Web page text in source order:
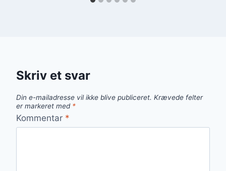
Skriv et svar
Din e-mailadresse vil ikke blive publiceret. Krævede felter
er markeret med *
Kommentar *